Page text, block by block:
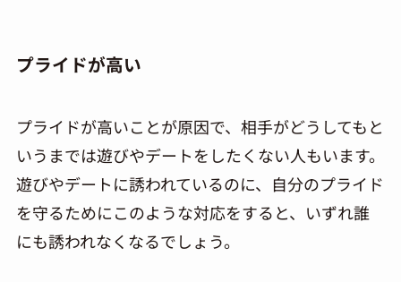
プライドが高い
プライドが高いことが原因で、相手がどうしてもと
いうまでは遊びやデートをしたくない人もいます。
遊びやデートに誘われているのに、自分のプライド
を守るためにこのような対応をすると、いずれ誰
にも誘われなくなるでしょう。